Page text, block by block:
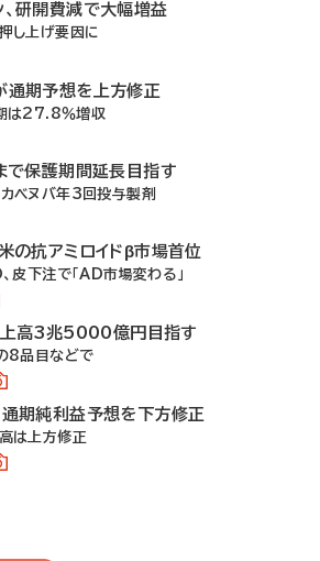
、研開費減で大幅増益
し上げ要因に
通期予想を上方修正
は27.8％増収
で保護期間延長目指す
ベヌバ年3回投与製剤
米の抗アミロイドβ市場首位
皮下注で「AD市場変わる」
上高3兆5000億円目指す
8品目などで
通期純利益予想を下方修正
は上方修正